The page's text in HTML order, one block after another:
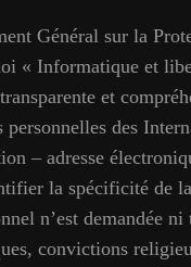
Général sur la
« Informatique et
et
personnelles des
– adresse
la spécificité de
n’est demandée
convictions